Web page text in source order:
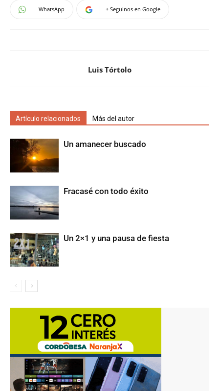
WhatsApp + Seguinos en Google
Luis Tórtolo
Artículo relacionados Más del autor
Un amanecer buscado
Fracasé con todo éxito
Un 2×1 y una pausa de fiesta